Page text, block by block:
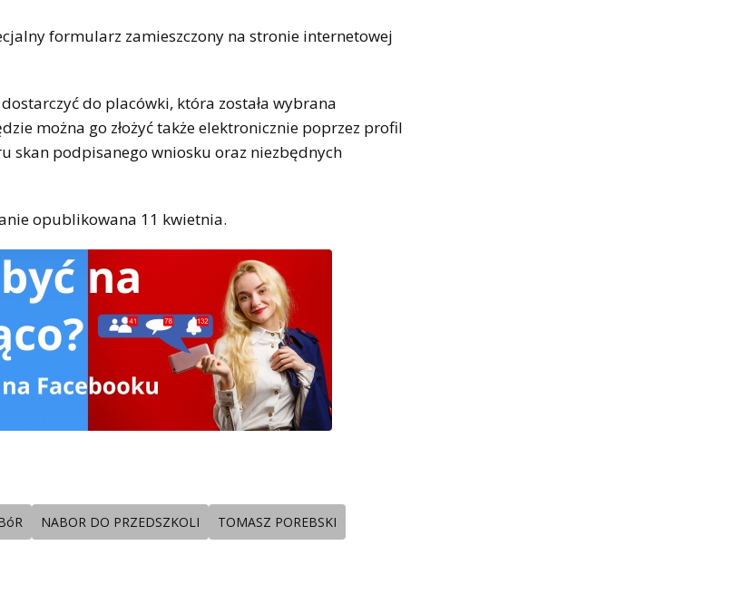
formularz zamieszczony na stronie internetowej
do placówki, która została wybrana
można go złożyć także elektronicznie poprzez profil
skan podpisanego wniosku oraz niezbędnych
opublikowana 11 kwietnia.
NABOR DO PRZEDSZKOLI TOMASZ POREBSKI